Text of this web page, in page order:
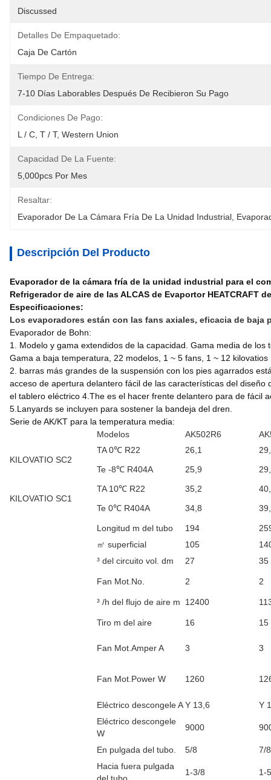
Discussed
Detalles De Empaquetado:
Caja De Cartón
Tiempo De Entrega:
7-10 Días Laborables Después De Recibieron Su Pago
Condiciones De Pago:
L / C, T / T, Western Union
Capacidad De La Fuente:
5,000pcs Por Mes
Resaltar:
Evaporador De La Cámara Fría De La Unidad Industrial
Descripción Del Producto
Evaporador de la cámara fría de la unidad industrial para el
Refrigerador de aire de las ALCAS de Evaportor HEATCRAFT
Especificaciones:
Los evaporadores están con las fans axiales, eficacia de baja
Evaporador de Bohn:
1. Modelo y gama extendidos de la capacidad. Gama media de
Gama a baja temperatura, 22 modelos, 1 ~ 5 fans, 1 ~ 12 kilovatios
2. barras más grandes de la suspensión con los pies agarrados
acceso de apertura delantero fácil de las características del
el tablero eléctrico 4.The es el hacer frente delantero para de fácil
5.Lanyards se incluyen para sostener la bandeja del dren.
Serie de AK/KT para la temperatura media:
Modelos
AK502R6
KILOVATIO SC2
TA 0℃ R22 26,1
Te -8℃ R404A
25,9
KILOVATIO SC1
TA 10℃ R22 35,2
Te 0℃ R404A
34,8
Longitud m del tubo 194
㎡ superficial
105
³ del circuito vol. dm
27 35
Fan Mot.No. 2 2
³ /h del flujo de aire m 12400
Tiro m del aire 16 15
Fan Mot.Amper A 3 3
Fan Mot.Power W 1260
Eléctrico descongele AY 13,6
Y
Eléctrico descongele
W
9000
En pulgada del tubo. 5/8
7/8
Hacia fuera pulgada
1-3/8 1-